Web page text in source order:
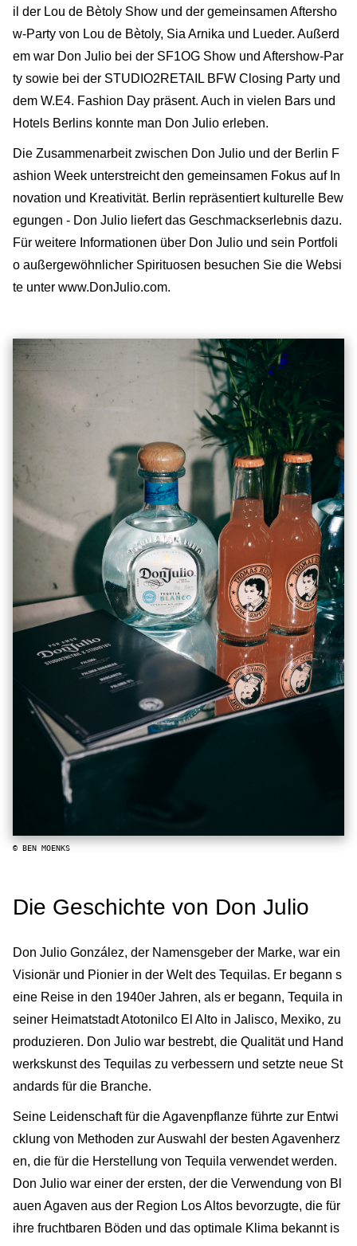
il der Lou de Bètoly Show und der gemeinsamen Aftersho
w-Party von Lou de Bètoly, Sia Arnika und Lueder. Außerd
em war Don Julio bei der SF1OG Show und Aftershow-Par
ty sowie bei der STUDIO2RETAIL BFW Closing Party und
dem W.E4. Fashion Day präsent. Auch in vielen Bars und
Hotels Berlins konnte man Don Julio erleben.
Die Zusammenarbeit zwischen Don Julio und der Berlin F
ashion Week unterstreicht den gemeinsamen Fokus auf In
novation und Kreativität. Berlin repräsentiert kulturelle Bew
egungen - Don Julio liefert das Geschmackserlebnis dazu.
Für weitere Informationen über Don Julio und sein Portfoli
o außergewöhnlicher Spirituosen besuchen Sie die Websi
te unter www.DonJulio.com.
© BEN MOENKS
Die Geschichte von Don Julio
Don Julio González, der Namensgeber der Marke, war ein
Visionär und Pionier in der Welt des Tequilas. Er begann s
eine Reise in den 1940er Jahren, als er begann, Tequila in
seiner Heimatstadt Atotonilco El Alto in Jalisco, Mexiko, zu
produzieren. Don Julio war bestrebt, die Qualität und Hand
werkskunst des Tequilas zu verbessern und setzte neue St
andards für die Branche.
Seine Leidenschaft für die Agavenpflanze führte zur Entwi
cklung von Methoden zur Auswahl der besten Agavenherz
en, die für die Herstellung von Tequila verwendet werden.
Don Julio war einer der ersten, der die Verwendung von Bl
auen Agaven aus der Region Los Altos bevorzugte, die für
ihre fruchtbaren Böden und das optimale Klima bekannt is